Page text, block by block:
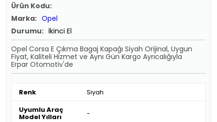
Ürün Kodu:
Marka: Opel
Durumu: İkinci El
Opel Corsa E Çıkma Bagaj Kapağı Siyah Orijinal, Uygun
Fiyat, Kaliteli Hizmet ve Aynı Gün Kargo Ayrıcalığıyla
Erpar Otomotiv'de
Renk
Siyah
Uyumlu Araç
Model Yılları -